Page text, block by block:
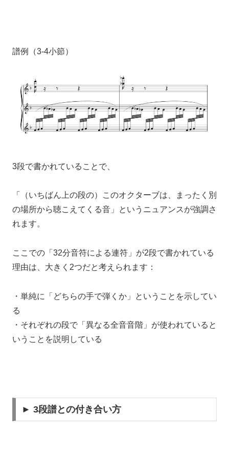
譜例（3-4小節）
3段で書かれていることで、
「（いちばん上の段の）このオクターブは、まったく別
の場所から聴こえてくる音」というニュアンスが強調さ
れます。
ここでの「32分音符による連符」が2段で書かれている
理由は、大きく2つだと考えられます：
・単純に「どちらの手で弾くか」ということを示してい
る
・それぞれの段で「異なる全音音階」が使われていると
いうことを説明している
► 3段譜との付き合い方